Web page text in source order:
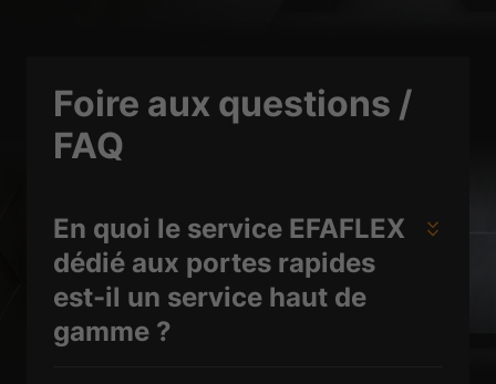
Foire aux questions /
FAQ
En quoi le service EFAFLEX
dédié aux portes rapides
est-il un service haut de
gamme ?